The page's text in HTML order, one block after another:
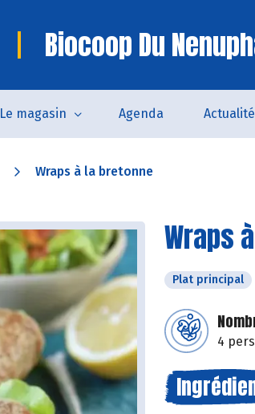
Biocoop Du
Le magasin Agenda
Wraps à la bretonne
Wraps
Plat principal
4